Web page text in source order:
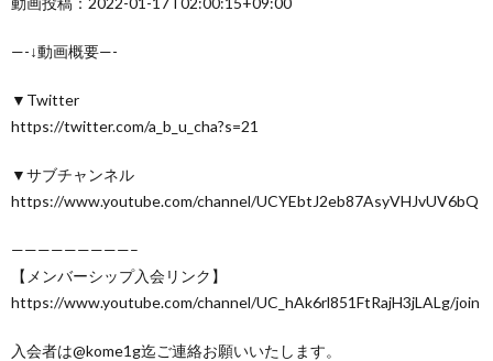
—-↓動画概要—-
▼Twitter
https://twitter.com/a_b_u_cha?s=21
▼サブチャンネル
https://www.youtube.com/channel/UCYEbtJ2eb87AsyVHJvUV6bQ
—————————–
【メンバーシップ入会リンク】
https://www.youtube.com/channel/UC_hAk6rl851FtRajH3jLALg/join
入会者は@kome1g迄ご連絡お願いいたします。